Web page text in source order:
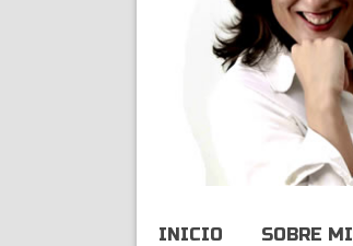
INICIO SOBRE MI